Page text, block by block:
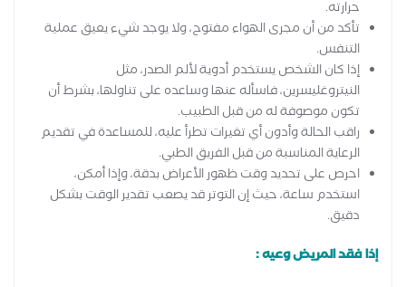
حرارته.
تأكد من أن مجرى الهواء مفتوح، ولا يوجد شيء يعيق عملية
التنفس.
إذا كان الشخص يستخدم أدوية لألم الصدر، مثل
النيتروغليسرين، فاسأله عنها وساعده على تناولها، بشرط أن
تكون موصوفة له من قبل الطبيب.
راقب الحالة وأدون أي تغيرات تطرأ عليه، للمساعدة في تقديم
الرعاية المناسبة من قبل الفريق الطبي.
احرص على تحديد وقت ظهور الأعراض بدقة، وإذا أمكن،
استخدم ساعة، حيث إن التوتر قد يصعب تقدير الوقت بشكل
دقيق.
إذا فقد المريض وعيه :